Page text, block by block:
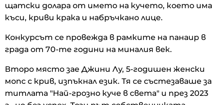
щатски долара от името на кучето, което има
къси, криви крака и набръчкано лице.
Конкурсът се провежда в рамките на панаир в
града от 70-те години на миналия век.
Второ място зае Джини Лу, 5-годишен женски
мопс с крив, изпъкнал език. Тя се състезаваше за
титлата "Най-грозно куче в света" и през 2023